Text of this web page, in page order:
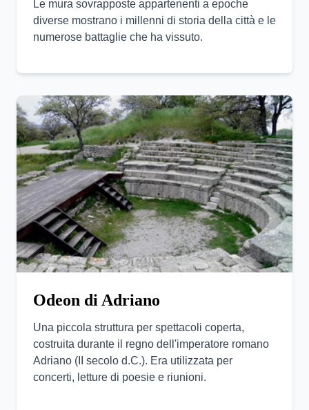
Le mura sovrapposte appartenenti a epoche
diverse mostrano i millenni di storia della città e le
numerose battaglie che ha vissuto.
Odeon di Adriano
Una piccola struttura per spettacoli coperta,
costruita durante il regno dell'imperatore romano
Adriano (II secolo d.C.). Era utilizzata per
concerti, letture di poesie e riunioni.